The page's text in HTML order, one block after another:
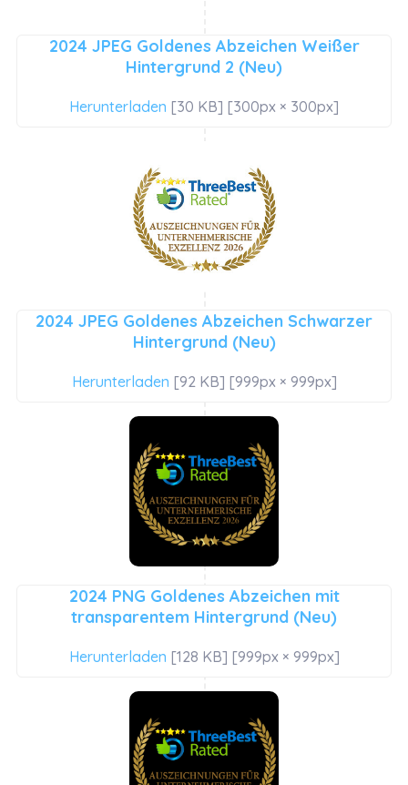
2024 JPEG Goldenes Abzeichen Weißer
Hintergrund 2 (Neu)
Herunterladen [30 KB] [300px × 300px]
2024 JPEG Goldenes Abzeichen Schwarzer
Hintergrund (Neu)
Herunterladen [92 KB] [999px × 999px]
2024 PNG Goldenes Abzeichen mit
transparentem Hintergrund (Neu)
Herunterladen [128 KB] [999px × 999px]